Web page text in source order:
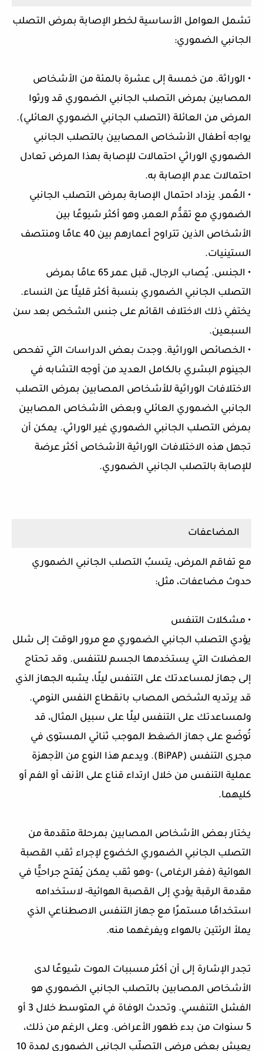
تشمل العوامل الأساسية لخطر الإصابة بمرض التصلب
الجانبي الضموري:
• الوراثة. من خمسة إلى عشرة بالمئة من الأشخاص
المصابين بمرض التصلب الجانبي الضموري قد ورثوا
المرض من العائلة (التصلب الجانبي الضموري العائلي).
يواجه أطفال الأشخاص المصابين بالتصلب الجانبي
الضموري الوراثي احتمالات للإصابة بهذا المرض تعادل
احتمالات عدم الإصابة به.
• العُمر. يزداد احتمال الإصابة بمرض التصلب الجانبي
الضموري مع تقدُّم العمر، وهو أكثر شيوعًا بين
الأشخاص الذين تتراوح أعمارهم بين 40 عامًا ومنتصف
الستينيات.
• الجنس. يُصاب الرجال، قبل عمر 65 عامًا بمرض
التصلب الجانبي الضموري بنسبة أكثر قليلًا عن النساء.
يختفي ذلك الاختلاف القائم على جنس الشخص بعد سن
السبعين.
• الخصائص الوراثية. وجدت بعض الدراسات التي تفحص
الجينوم البشري بالكامل العديد من أوجه التشابه في
الاختلافات الوراثية للأشخاص المصابين بمرض التصلب
الجانبي الضموري العائلي وبعض الأشخاص المصابين
بمرض التصلب الجانبي الضموري غير الوراثي. يمكن أن
تجهل هذه الاختلافات الوراثية الأشخاص أكثر عرضة
للإصابة بالتصلب الجانبي الضموري.
المضاعفات
مع تفاقم المرض، يتسبُ التصلب الجانبي الضموري
حدوث مضاعفات، مثل:
• مشكلات التنفس
يؤدي التصلب الجانبي الضموري مع مرور الوقت إلى شلل
العضلات التي يستخدمها الجسم للتنفس. وقد تحتاج
إلى جهاز لمساعدتك على التنفس ليلًا، يشبه الجهاز الذي
قد يرتديه الشخص المصاب بانقطاع النفس النومي.
ولمساعدتك على التنفس ليلًا على سبيل المثال، قد
تُوضَع على جهاز الضغط الموجب ثنائي المستوى في
مجرى التنفس (BiPAP). ويدعم هذا النوع من الأجهزة
عملية التنفس من خلال ارتداء قناع على الأنف أو الفم أو
كليهما.
يختار بعض الأشخاص المصابين بمرحلة متقدمة من
التصلب الجانبي الضموري الخضوع لإجراء ثقب القصبة
الهوائية (فغر الرغامى) -وهو ثقب يمكن يُفتح جراحيًّا في
مقدمة الرقبة يؤدي إلى القصبة الهوائية- لاستخدامه
استخدامًا مستمرًا مع جهاز التنفس الاصطناعي الذي
يملأ الرئتين بالهواء ويفرغهما منه.
تجدر الإشارة إلى أن أكثر مسببات الموت شيوعًا لدى
الأشخاص المصابين بالتصلب الجانبي الضموري هو
الفشل التنفسي. وتحدث الوفاة في المتوسط خلال 3 أو
5 سنوات من بدء ظهور الأعراض. وعلى الرغم من ذلك،
يعيش بعض مرضى التصلّب الجانبي الضموري لمدة 10